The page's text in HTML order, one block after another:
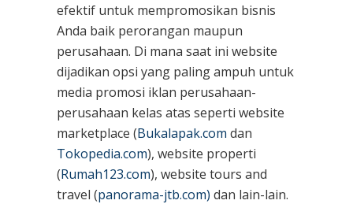
efektif untuk mempromosikan bisnis
Anda baik perorangan maupun
perusahaan. Di mana saat ini website
dijadikan opsi yang paling ampuh untuk
media promosi iklan perusahaan-
perusahaan kelas atas seperti website
marketplace (Bukalapak.com dan
Tokopedia.com), website properti
(Rumah123.com), website tours and
travel (panorama-jtb.com) dan lain-lain.